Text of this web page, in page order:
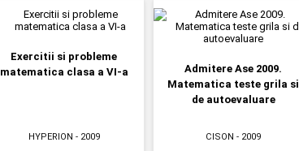
Exercitii si probleme
matematica clasa a VI-a
HYPERION - 2009
Admitere Ase 2009.
Matematica teste grila si
de autoevaluare
CISON - 2009